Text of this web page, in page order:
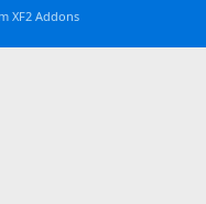
XF2 Addons